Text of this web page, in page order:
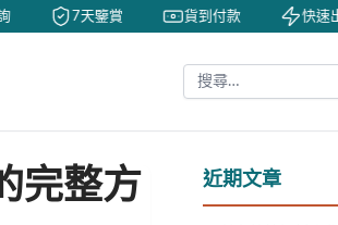
7天鑒賞 貨到付款 快速出貨
完整方
近期文章